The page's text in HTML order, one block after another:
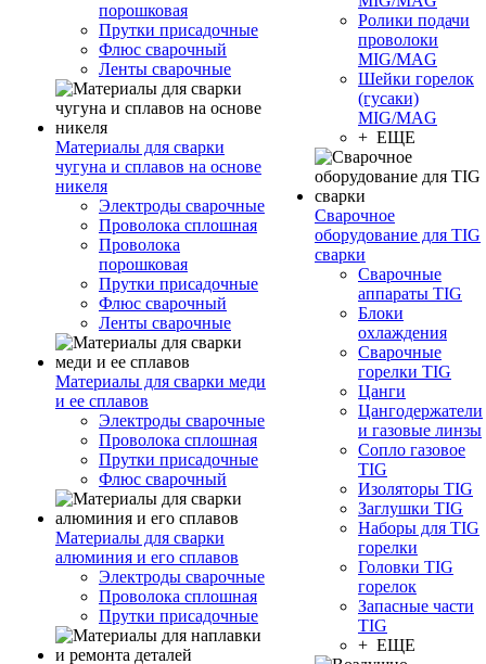
порошковая
Прутки присадочные
Флюс сварочный
Ленты сварочные
Материалы для сварки
чугуна и сплавов на основе
никеля
Электроды сварочные
Проволока сплошная
Проволока
порошковая
Прутки присадочные
Флюс сварочный
Ленты сварочные
Материалы для сварки меди
и ее сплавов
Электроды сварочные
Проволока сплошная
Прутки присадочные
Флюс сварочный
Материалы для сварки
алюминия и его сплавов
Электроды сварочные
Проволока сплошная
Прутки присадочные
Ролики подачи
проволоки
MIG/MAG
Шейки горелок
(гусаки)
MIG/MAG
+ ЕЩЕ
Сварочное
оборудование для TIG
сварки
Сварочные
аппараты TIG
Блоки
охлаждения
Сварочные
горелки TIG
Цанги
Цангодержатели
и газовые линзы
Сопло газовое
TIG
Изоляторы TIG
Заглушки TIG
Наборы для TIG
горелки
Головки TIG
горелок
Запасные части
TIG
+ ЕЩЕ